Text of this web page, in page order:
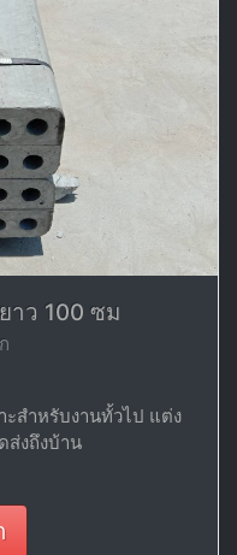
าว 100 ซม
สำหรับงานทั้วไป แต่ง
ส่งถึงบ้าน